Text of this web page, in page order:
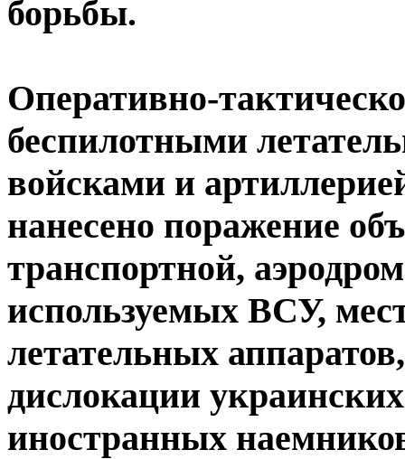
борьбы.
Оперативно-
беспилотными
войсками и
нанесено поражение
транспортной,
используемых ВСУ,
летательных
дислокации
иностранных